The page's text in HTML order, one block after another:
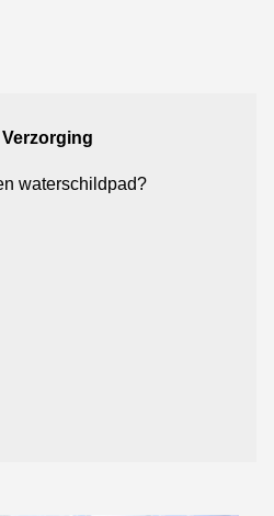
waterschildpad?